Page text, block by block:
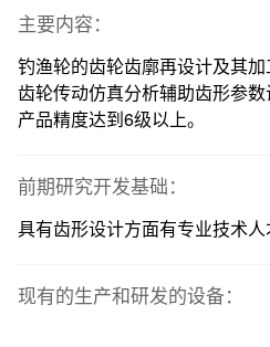
主要内容：
钓渔轮的齿轮齿廓再设计及其
齿轮传动仿真分析辅助齿形参
产品精度达到6级以上。
前期研究开发基础：
具有齿形设计方面有专业技术人
现有的生产和研发的设备：